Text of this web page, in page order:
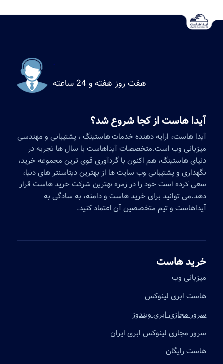
.
هفت روز هفته و 24 ساعته
آیدا هاست از کجا شروع شد؟
آیدا هاست، ارایه دهنده خدمات هاستینگ ، پشتیبانی و مهندسی
میزبانی وب است.متخصصات آیداهاست با سال ها تجربه در
دنیای هاستینگ، هم اکنون با گردآوری قوی ترین مجموعه خرید،
نگهداری و پشتیبانی وب سایت ها از بهترین دیتاسنتر های دنیا،
سعی کرده است خود را در زمره بهترین شرکت خرید هاست قرار
دهد.می توانید برای خرید هاست و دامنه، به سادگی به
آیداهاست و تیم متخصصین آن اعتماد کنید.
خرید هاست
میزبانی وب
هاست ابری لینوکس
سرور مجازی ابری ویندوز
سرور مجازی لینوکس ابری ایران
هاست رایگان